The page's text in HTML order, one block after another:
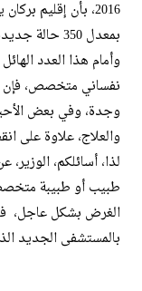
بمعدل 350 حالة جديدة كل سنة.
وأمام هذا العدد
نفساني متخصص، فإن
وجدة، وفي بعض
والعلاج، علاوة على
لذا، أسائلكم،
طبيب أو طبيبة
الغرض بشكل عاجل،
بالمستشفى الجديد